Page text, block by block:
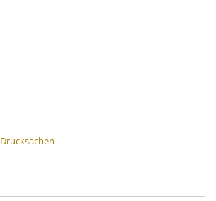
Drucksachen